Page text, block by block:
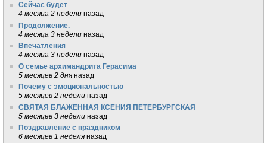
Сейчас будет
4 месяца 2 недели назад
Продолжение.
4 месяца 3 недели назад
Впечатления
4 месяца 3 недели назад
О семье архимандрита Герасима
5 месяцев 2 дня назад
Почему с эмоциональностью
5 месяцев 2 недели назад
СВЯТАЯ БЛАЖЕННАЯ КСЕНИЯ ПЕТЕРБУРГСКАЯ
5 месяцев 3 недели назад
Поздравление с праздником
6 месяцев 1 неделя назад